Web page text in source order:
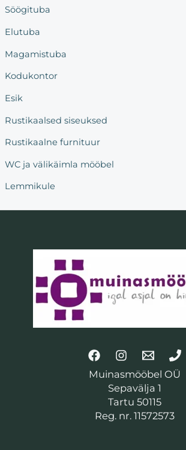
c
h
r
:
Söögituba
Elutuba
Magamistuba
Kodukontor
Esik
Rustikaalsed siseuksed
Rustikaalne furnituur
WC ja välikäimla mööbel
Lemmikule
Muinasmööbel OÜ
Sepavälja 1
Tartu 50115
Reg. nr. 11572573